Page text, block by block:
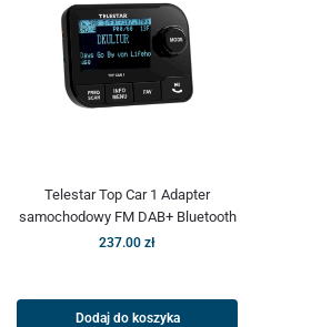
Telestar Top Car 1 Adapter
samochodowy FM DAB+ Bluetooth
237.00 zł
Dodaj do koszyka